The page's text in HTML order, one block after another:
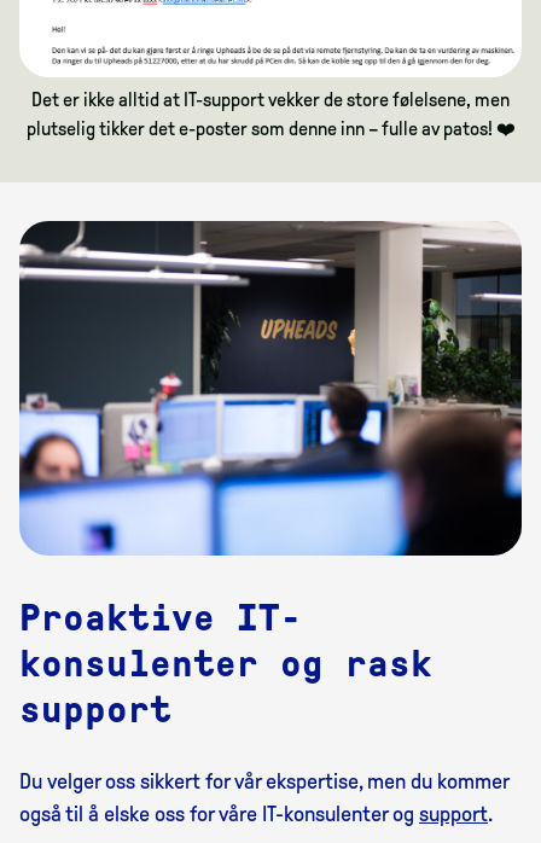
Det er ikke alltid at IT-support vekker de store følelsene, men
plutselig tikker det e-poster som denne inn – fulle av patos! ❤️
Proaktive IT-
konsulenter og rask
support
Du velger oss sikkert for vår ekspertise, men du kommer
også til å elske oss for våre IT-konsulenter og support.